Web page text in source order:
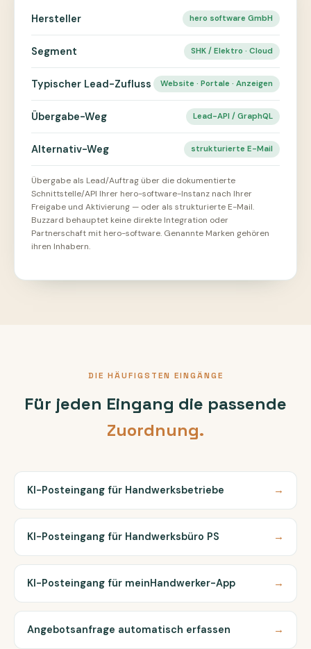
Hersteller hero software GmbH
Segment SHK / Elektro · Cloud
Typischer Lead-Zufluss Website · Portale · Anzeigen
Übergabe-Weg Lead-API / GraphQL
Alternativ-Weg strukturierte E-Mail
Übergabe als Lead/Auftrag über die dokumentierte
Schnittstelle/API Ihrer hero-software-Instanz nach Ihrer
Freigabe und Aktivierung — oder als strukturierte E-Mail.
Buzzard behauptet keine direkte Integration oder
Partnerschaft mit hero-software. Genannte Marken gehören
ihren Inhabern.
DIE HÄUFIGSTEN EINGÄNGE
Für jeden Eingang die passende
Zuordnung.
KI-Posteingang für Handwerksbetriebe →
KI-Posteingang für Handwerksbüro PS →
KI-Posteingang für meinHandwerker-App →
Angebotsanfrage automatisch erfassen →